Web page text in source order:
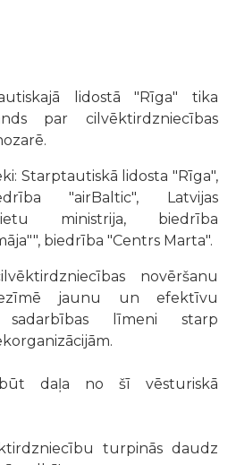
lidostā "Rīga" tika
par cilvēktirdzniecības
Starptautiskā lidosta "Rīga",
"airBaltic", Latvijas
ministrija, biedrība
biedrība "Centrs Marta".
novēršanu
jaunu un efektīvu
sadarbības līmeni starp
daļa no šī vēsturiskā
turpinās daudz